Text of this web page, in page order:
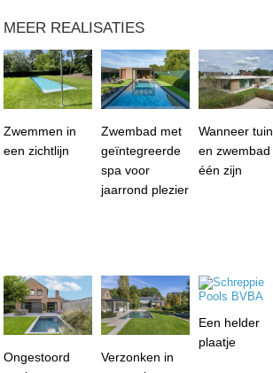
MEER REALISATIES
Zwemmen in
een zichtlijn
Zwembad met
geïntegreerde
spa voor
jaarrond plezier
Wanneer tuin
en zwembad
één zijn
Ongestoord
Verzonken in
Een helder
plaatje